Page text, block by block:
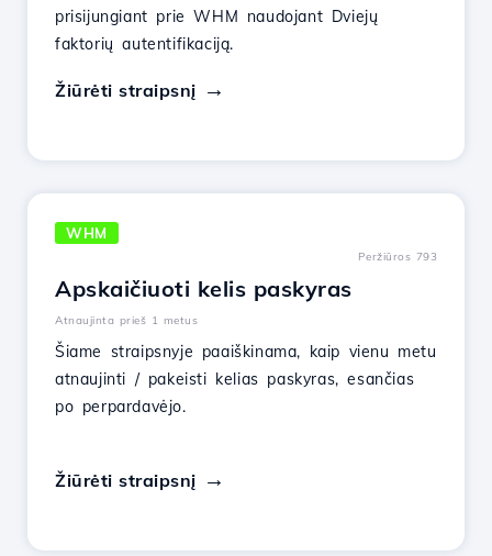
prisijungiant prie WHM naudojant Dviejų
faktorių autentifikaciją.
Žiūrėti straipsnį
WHM
Peržiūros 793
Apskaičiuoti kelis paskyras
Atnaujinta prieš 1 metus
Šiame straipsnyje paaiškinama, kaip vienu metu
atnaujinti / pakeisti kelias paskyras, esančias
po perpardavėjo.
Žiūrėti straipsnį